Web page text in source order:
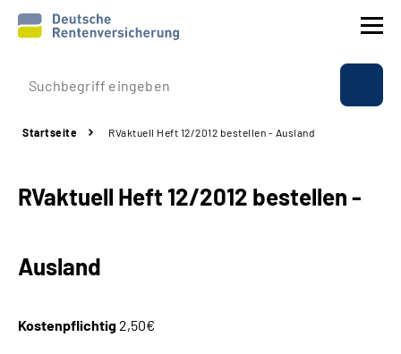
Prävention
Rente
Startseite RVaktuell Heft 12/2012 bestellen - Ausland
RVaktuell Heft 12/2012 bestellen -
Ausland
Kostenpflichtig 2,50€